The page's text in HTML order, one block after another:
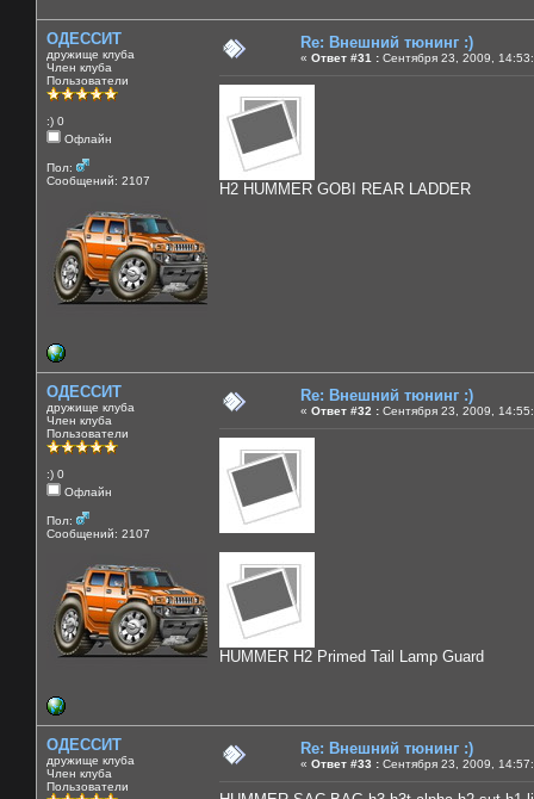
ОДЕССИТ
дружище клуба
Член клуба
Пользователи
:) 0
Офлайн
Пол:
Сообщений: 2107
Re: Внешний тюнинг :)
« Ответ #31 : Сентября 23, 2009,
H2 HUMMER GOBI REAR LADDER
ОДЕССИТ
дружище клуба
Член клуба
Пользователи
:) 0
Офлайн
Пол:
Сообщений: 2107
Re: Внешний тюнинг :)
« Ответ #32 : Сентября 23, 2009,
HUMMER H2 Primed Tail Lamp Guard
ОДЕССИТ
дружище клуба
Член клуба
Пользователи
Re: Внешний тюнинг :)
« Ответ #33 : Сентября 23, 2009,